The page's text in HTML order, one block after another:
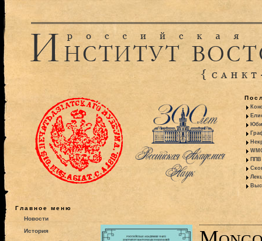
ППВ
Главное меню
Новости
История